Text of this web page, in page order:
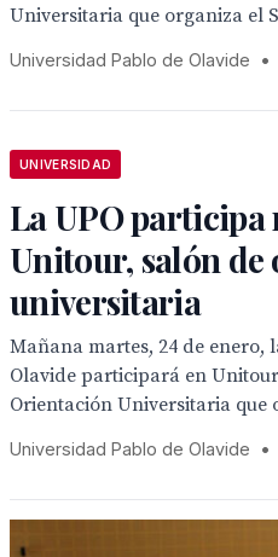
Universitaria que organiza el
Universidad Pablo de Olavide •
UNIVERSIDAD
La UPO participa
Unitour, salón
universitaria
Mañana martes, 24 de enero,
Olavide participará en
Orientación Universitaria que
Universidad Pablo de Olavide •